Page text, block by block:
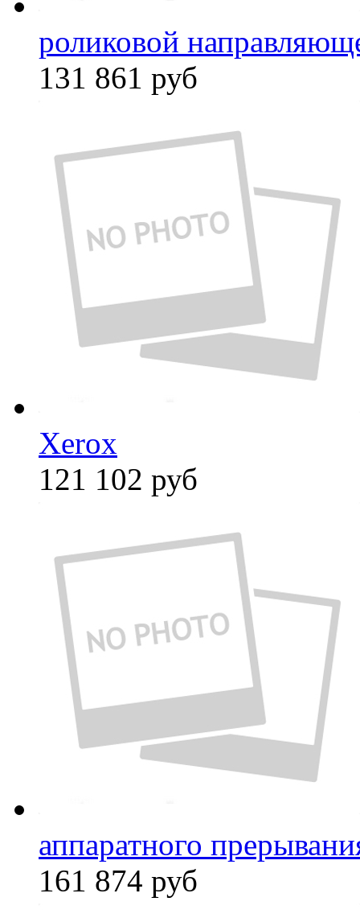
роликовой
131 861 руб
Xerox
121 102 руб
аппаратного
161 874 руб